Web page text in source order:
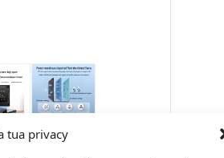
tua privacy